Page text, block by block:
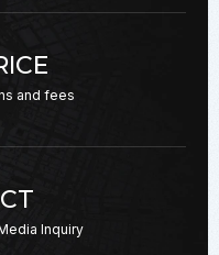
and fees
Inquiry